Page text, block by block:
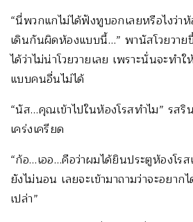
“นี่พวกแกไม่ได้ฟังทูบอกเลยหรือไงว่า
เดินกันผิดห้องแบบนี้…” พานัสโวยวา
ได้ว่าไม่น่าโวยวายเลย เพราะนั่นจะทำ
แบบคนอื่นไม่ได้
“นัส…คุณเข้าไปในห้องโรสทำไม” รส
เคร่งเครียด
“ก้อ…เออ…คือว่าผมได้ยินประตูห้องโร
ยังไม่นอน เลยจะเข้ามาถามว่าจะอยาก
เปล่า”